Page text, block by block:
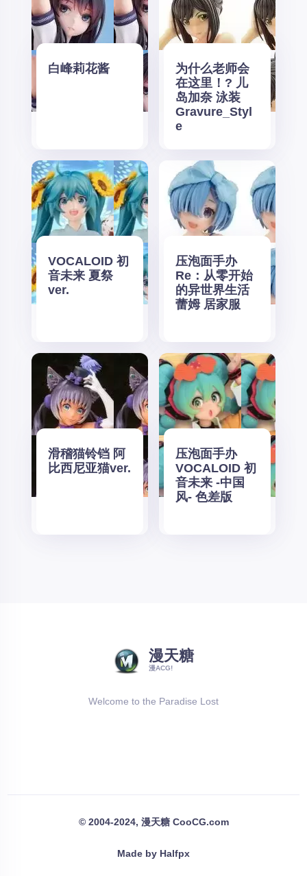
白峰莉花酱
为什么老师会
在这里！? 儿
岛加奈 泳装
Gravure_Styl
e
VOCALOID 初
音未来 夏祭
ver.
压泡面手办
Re：从零开始
的异世界生活
蕾姆 居家服
滑稽猫铃铛 阿
比西尼亚猫ver.
压泡面手办
VOCALOID 初
音未来 -中国
风- 色差版
漫天糖
漫ACG!
Welcome to the Paradise Lost
© 2004-2024, 漫天糖 CooCG.com
Made by Halfpx